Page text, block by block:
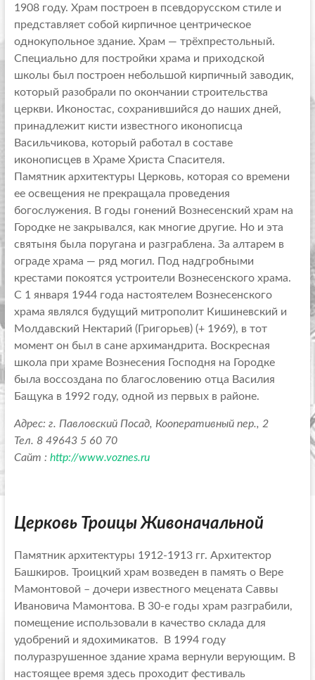
1908 году. Храм построен в псевдорусском стиле и
представляет собой кирпичное центрическое
однокупольное здание. Храм — трёхпрестольный.
Специально для постройки храма и приходской
школы был построен небольшой кирпичный заводик,
который разобрали по окончании строительства
церкви. Иконостас, сохранившийся до наших дней,
принадлежит кисти известного иконописца
Васильчикова, который работал в составе
иконописцев в Храме Христа Спасителя.
Памятник архитектуры Церковь, которая со времени
ее освещения не прекращала проведения
богослужения. В годы гонений Вознесенский храм на
Городке не закрывался, как многие другие. Но и эта
святыня была поругана и разграблена. За алтарем в
ограде храма — ряд могил. Под надгробными
крестами покоятся устроители Вознесенского храма.
С 1 января 1944 года настоятелем Вознесенского
храма являлся будущий митрополит Кишиневский и
Молдавский Нектарий (Григорьев) (+ 1969), в тот
момент он был в сане архимандрита. Воскресная
школа при храме Вознесения Господня на Городке
была воссоздана по благословению отца Василия
Бащука в 1992 году, одной из первых в районе.
Адрес: г. Павловский Посад, Кооперативный пер., 2
Тел. 8 49643 5 60 70
Сайт : http://www.voznes.ru
Церковь Троицы Живоначальной
Памятник архитектуры 1912-1913 гг. Архитектор
Башкиров. Троицкий храм возведен в память о Вере
Мамонтовой – дочери известного мецената Саввы
Ивановича Мамонтова. В 30-е годы храм разграбили,
помещение использовали в качество склада для
удобрений и ядохимикатов. В 1994 году
полуразрушенное здание храма вернули верующим. В
настоящее время здесь проходит фестиваль